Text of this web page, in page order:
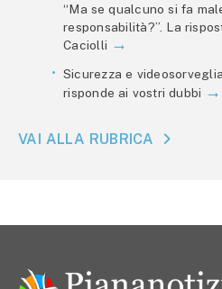
“Ma se qualcuno si fa
responsabilità?”. La
Caciolli
Sicurezza e
risponde ai vostri dubbi
VAI ALLA RUBRICA